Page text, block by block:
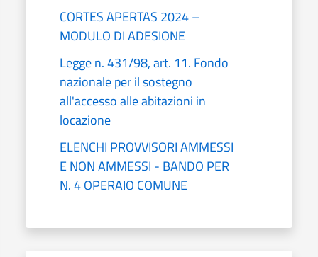
CORTES APERTAS 2024 –
MODULO DI ADESIONE
Legge n. 431/98, art. 11. Fondo
nazionale per il sostegno
all'accesso alle abitazioni in
locazione
ELENCHI PROVVISORI AMMESSI
E NON AMMESSI - BANDO PER
N. 4 OPERAIO COMUNE